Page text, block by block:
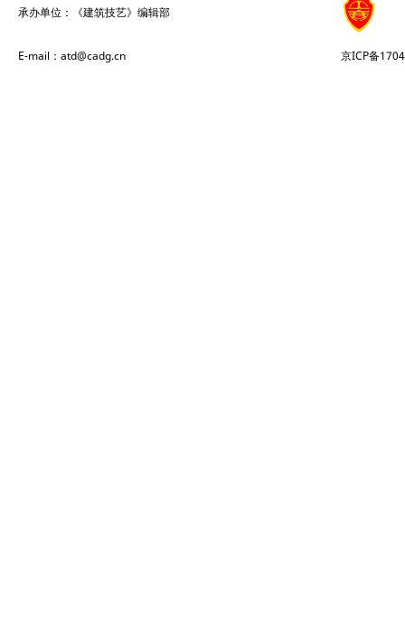
承办单位：《建筑技艺》编辑部
E-mail：atd@cadg.cn 京ICP备